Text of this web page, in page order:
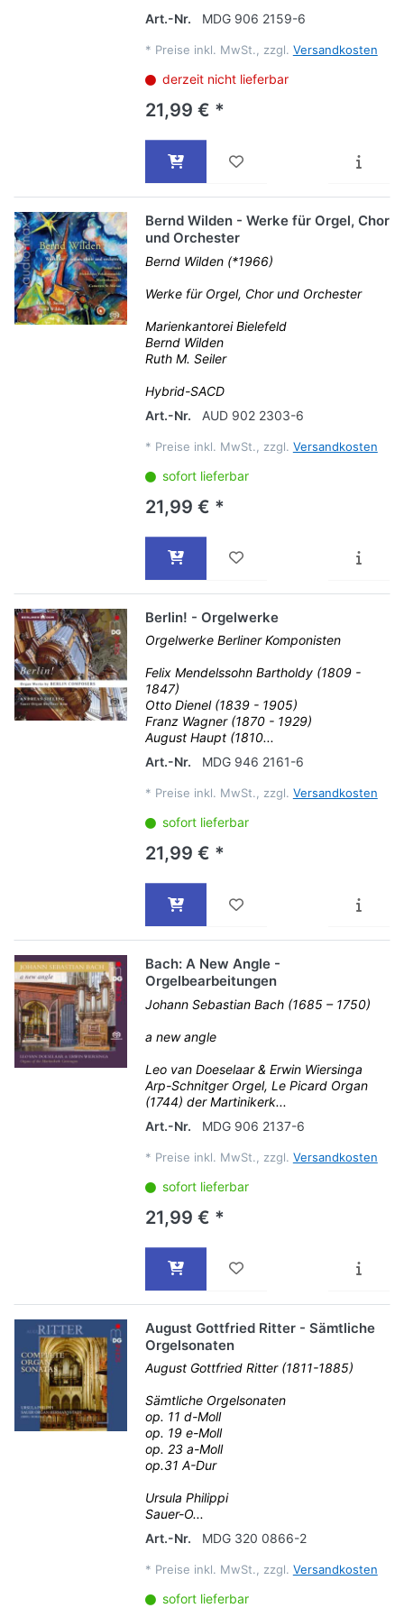
Art.-Nr.
MDG 906 2159-6
* Preise inkl. MwSt., zzgl. Versandkosten
derzeit nicht lieferbar
21,99 € *
Bernd Wilden - Werke für Orgel, Chor
und Orchester
Bernd Wilden (*1966)
Werke für Orgel, Chor und Orchester
Marienkantorei Bielefeld
Bernd Wilden
Ruth M. Seiler
Hybrid-SACD
Art.-Nr.
AUD 902 2303-6
* Preise inkl. MwSt., zzgl. Versandkosten
sofort lieferbar
21,99 € *
Berlin! - Orgelwerke
Orgelwerke Berliner Komponisten
Felix Mendelssohn Bartholdy (1809 -
1847)
Otto Dienel (1839 - 1905)
Franz Wagner (1870 - 1929)
August Haupt (1810...
Art.-Nr.
MDG 946 2161-6
* Preise inkl. MwSt., zzgl. Versandkosten
sofort lieferbar
21,99 € *
Bach: A New Angle -
Orgelbearbeitungen
Johann Sebastian Bach (1685 – 1750)
a new angle
Leo van Doeselaar & Erwin Wiersinga
Arp-Schnitger Orgel, Le Picard Organ
(1744) der Martinikerk...
Art.-Nr.
MDG 906 2137-6
* Preise inkl. MwSt., zzgl. Versandkosten
sofort lieferbar
21,99 € *
August Gottfried Ritter - Sämtliche
Orgelsonaten
August Gottfried Ritter (1811-1885)
Sämtliche Orgelsonaten
op. 11 d-Moll
op. 19 e-Moll
op. 23 a-Moll
op.31 A-Dur
Ursula Philippi
Sauer-O...
Art.-Nr.
MDG 320 0866-2
* Preise inkl. MwSt., zzgl. Versandkosten
sofort lieferbar